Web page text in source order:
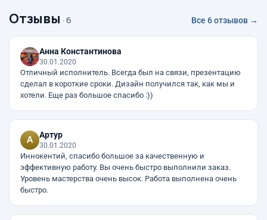
Отзывы · 6 Все 6 отзывов →
Анна Константинова
30.01.2020
Отличный исполнитель. Всегда был на связи, презентацию
сделал в короткие сроки. Дизайн получился так, как мы и
хотели. Еще раз большое спасибо :))
Артур
30.01.2020
Иннокентий, спасибо большое за качественную и
эффективную работу. Вы очень быстро выполнили заказ.
Уровень мастерства очень высок. Работа выполнена очень
быстро.